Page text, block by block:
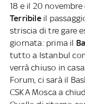
18 e il 20 novembre
Terribile il
striscia di tre gare
giornata: prima il
tutto a Istanbul
verrà chiuso in
Forum, ci sarà il
CSKA Mosca a